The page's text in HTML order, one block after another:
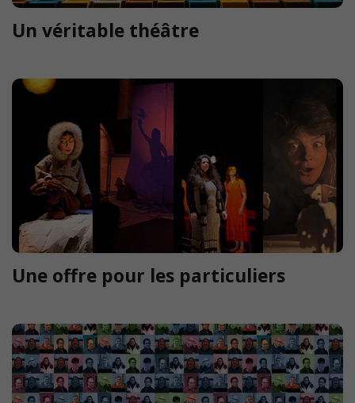
Un véritable théâtre
Une offre pour les particuliers